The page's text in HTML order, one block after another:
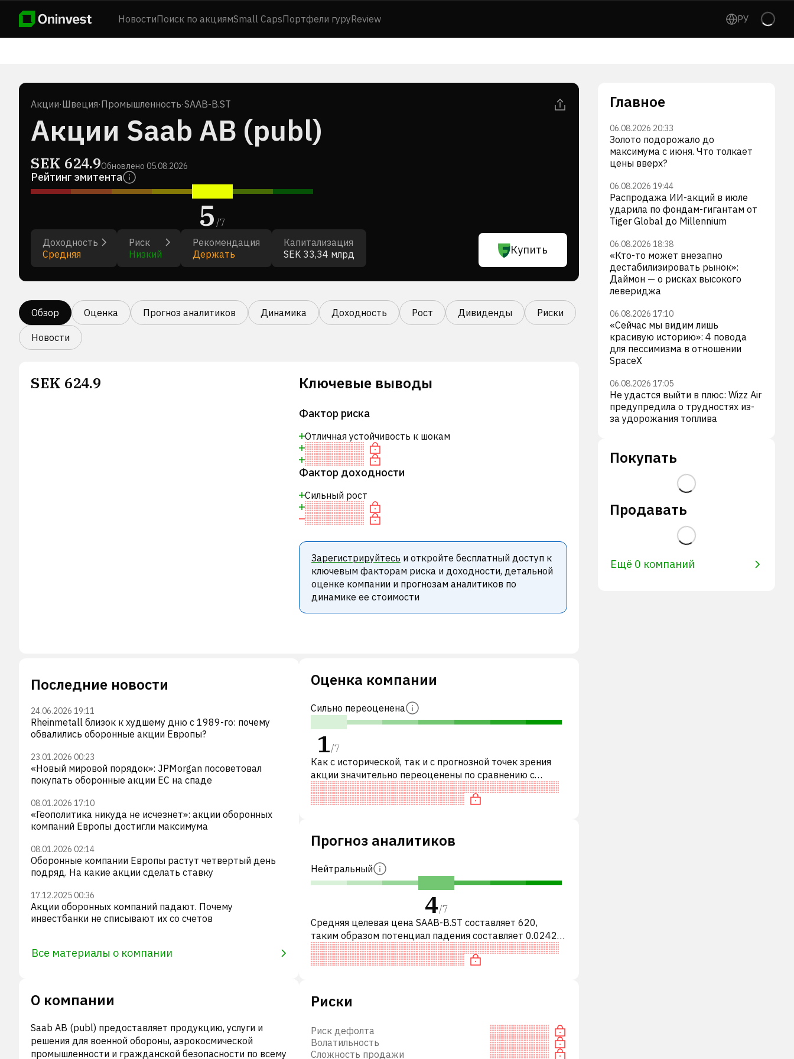
НовостиПоиск по акциямSmall CapsПортфели гуруReview РУ
Акции·Швеция·Промышленность·SAAB-B.ST
Акции Saab AB (publ)
SEK 624.9Обновлено 05.08.2026
Рейтинг эмитента
5 /7
Доходность
Средняя
Риск
Низкий
Рекомендация
Держать
Капитализация
SEK 33,34 млрд
Купить
Обзор Оценка Прогноз аналитиков Динамика Доходность Рост Дивиденды Риски
Новости
SEK 624.9 Ключевые выводы
Фактор риска
Отличная устойчивость к шокам
Фактор доходности
Сильный рост
Зарегистрируйтесь и откройте бесплатный доступ к
ключевым факторам риска и доходности, детальной
оценке компании и прогнозам аналитиков по
динамике ее стоимости
Последние новости
24.06.2026 19:11
Rheinmetall близок к худшему дню с 1989-го: почему
обвалились оборонные акции Европы?
23.01.2026 00:23
«Новый мировой порядок»: JPMorgan посоветовал
покупать оборонные акции ЕС на спаде
08.01.2026 17:10
«Геополитика никуда не исчезнет»: акции оборонных
компаний Европы достигли максимума
08.01.2026 02:14
Оборонные компании Европы растут четвертый день
подряд. На какие акции сделать ставку
17.12.2025 00:36
Акции оборонных компаний падают. Почему
инвестбанки не списывают их со счетов
Все материалы о компании
О компании
Saab AB (publ) предоставляет продукцию, услуги и
решения для военной обороны, аэрокосмической
промышленности и гражданской безопасности по всему
Оценка компании
Сильно переоценена
1/7
Как с исторической, так и с прогнозной точек зрения
акции значительно переоценены по сравнению с
аналогичными акциями. В частности, акция компании
переоценена по P/E, «до
Прогноз аналитиков
Нейтральный
4/7
Средняя целевая цена SAAB-B.ST составляет 620,
таким образом потенциал падения составляет 0.0242%.
Обычно это означает рекомендацию «ПРОДАВАТЬ»
среди инвестиционных компа
Риски
Риск дефолта
Волатильность
Сложность продажи
Главное
06.08.2026 20:33
Золото подорожало до
максимума с июня. Что толкает
цены вверх?
06.08.2026 19:44
Распродажа ИИ-акций в июле
ударила по фондам-гигантам от
Tiger Global до Millennium
06.08.2026 18:38
«Кто-то может внезапно
дестабилизировать рынок»:
Даймон — о рисках высокого
левериджа
06.08.2026 17:10
«Сейчас мы видим лишь
красивую историю»: 4 повода
для пессимизма в отношении
SpaceX
06.08.2026 17:05
Не удастся выйти в плюс: Wizz Air
предупредила о трудностях из-
за удорожания топлива
Покупать
Продавать
Ещё 0 компаний